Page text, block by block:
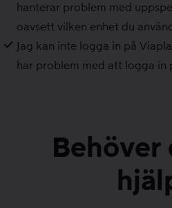
hanterar problem med
oavsett vilken enhet du
Jag kan inte logga in på
har problem med att logga in
Behöver